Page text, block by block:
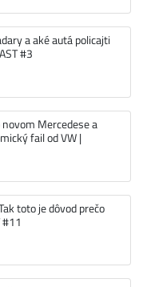
a aké autá policajti
#3
Mercedese a
fail od VW |
toto je dôvod prečo
#11